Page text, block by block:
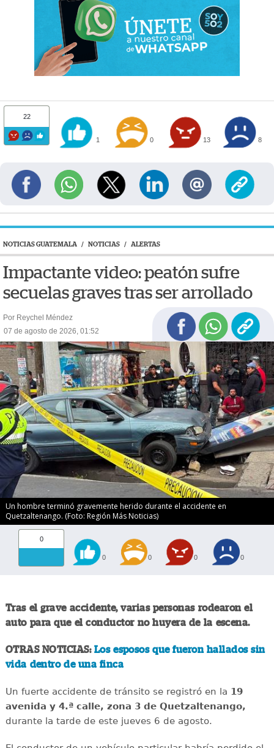
22
1 0 13 8
NOTICIAS GUATEMALA / NOTICIAS / ALERTAS
Impactante video: peatón sufre
secuelas graves tras ser arrollado
Por Reychel Méndez
07 de agosto de 2026, 01:52
Un hombre terminó gravemente herido durante el accidente en
Quetzaltenango. (Foto: Región Más Noticias)
0
0 0 0 0
Tras el grave accidente, varias personas rodearon el
auto para que el conductor no huyera de la escena.
OTRAS NOTICIAS: Los esposos que fueron hallados sin
vida dentro de una finca
Un fuerte accidente de tránsito se registró en la 19
avenida y 4.ª calle, zona 3 de Quetzaltenango,
durante la tarde de este jueves 6 de agosto.